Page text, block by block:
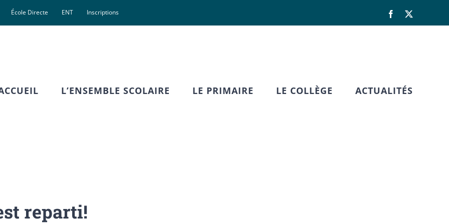
École Directe ENT Inscriptions Facebook
L’ENSEMBLE SCOLAIRE LE PRIMAIRE LE COLLÈGE ACTUALITÉS
reparti!